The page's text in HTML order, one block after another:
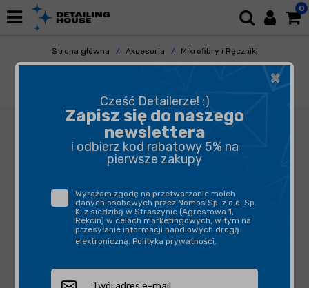
0
Strona główna Akcesoria
Mikrofibry i Ręczniki
Uniwersalne
×
Cześć Detailerze! :)
Zapisz się do naszego
newslettera
i odbierz kod rabatowy 5% na
pierwsze zakupy
Wyrażam zgodę na przetwarzanie moich
danych osobowych przez Nomos Sp. z o.o. Sp.
K. z siedzibą w Straszynie (Agrestowa 1,
Rekcin) w celach marketingowych, w tym na
przesyłanie informacji handlowych drogą
elektroniczną. Polityka prywatności.